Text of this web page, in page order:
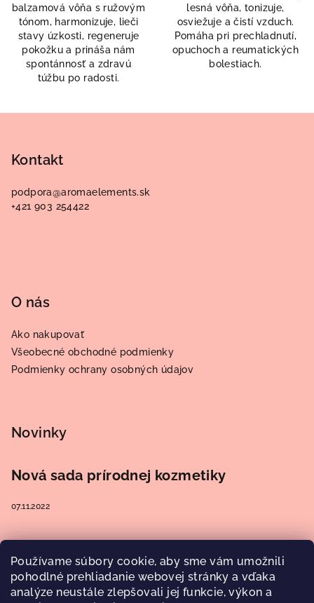
Používame súbory cookie, aby sme vám umožnili
pohodlné prehliadanie webovej stránky a vďaka
analýze neustále zlepšovali jej funkcie, výkon a
balzamová vôňa s ružovým
tónom, harmonizuje, lieči
stavy úzkosti, regeneruje
pokožku a prináša nám
spontánnosť a zdravú
túžbu po radosti.
lesná vôňa, tonizuje,
osviežuje a čistí vzduch.
Pomáha pri prechladnutí,
opuchoch a reumatických
bolestiach.
Kontakt
podpora@aromaelements.sk
+421 903 254422
O nás
Ako nakupovať
Všeobecné obchodné podmienky
Podmienky ochrany osobných údajov
Novinky
Nová sada prírodnej kozmetiky
07.11.2022
Prijímame online platby